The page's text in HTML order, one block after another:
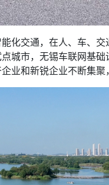
交通，在人、车、交
城市，无锡车联网基
业和新锐企业不断集